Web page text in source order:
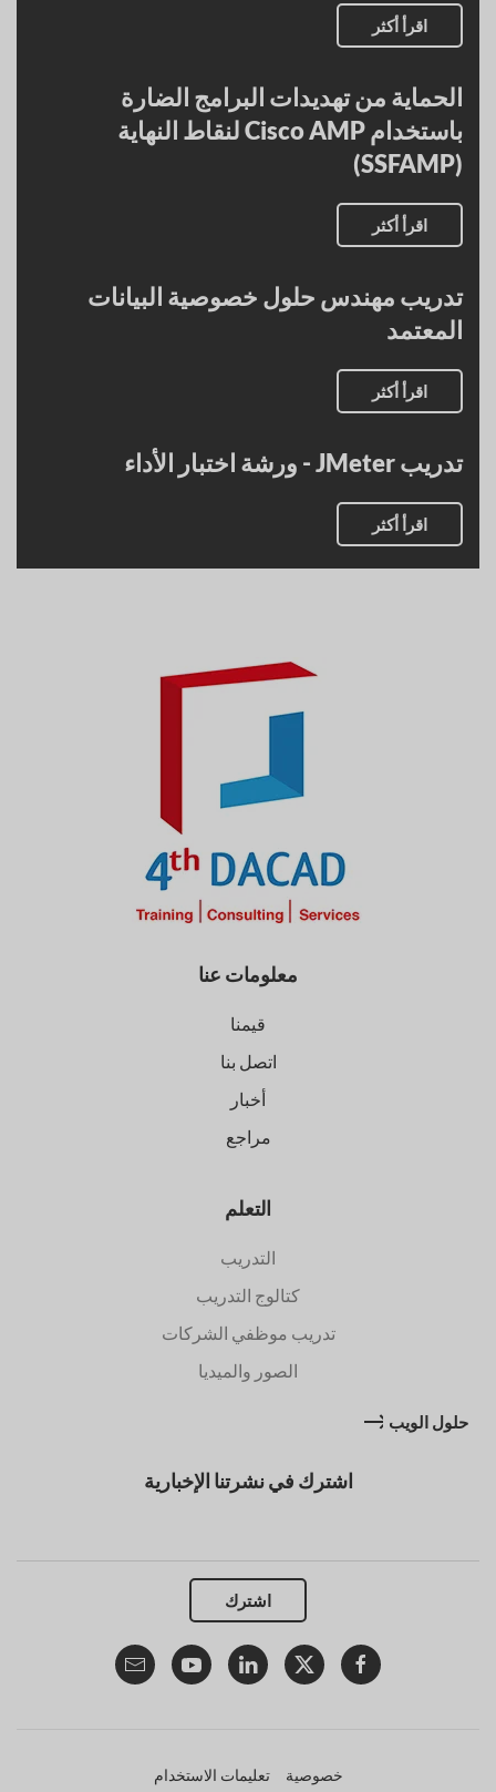
اقرأ أكثر
الحماية من تهديدات البرامج الضارة
باستخدام Cisco AMP لنقاط النهاية
(SSFAMP)
اقرأ أكثر
تدريب مهندس حلول خصوصية البيانات
المعتمد
اقرأ أكثر
تدريب JMeter - ورشة اختبار الأداء
اقرأ أكثر
معلومات عنا
قيمنا
اتصل بنا
أخبار
مراجع
التعلم
التدريب
كتالوج التدريب
تدريب موظفي الشركات
الصور والميديا
حلول الويب
اشترك في نشرتنا الإخبارية
اشترك
خصوصية تعليمات الاستخدام